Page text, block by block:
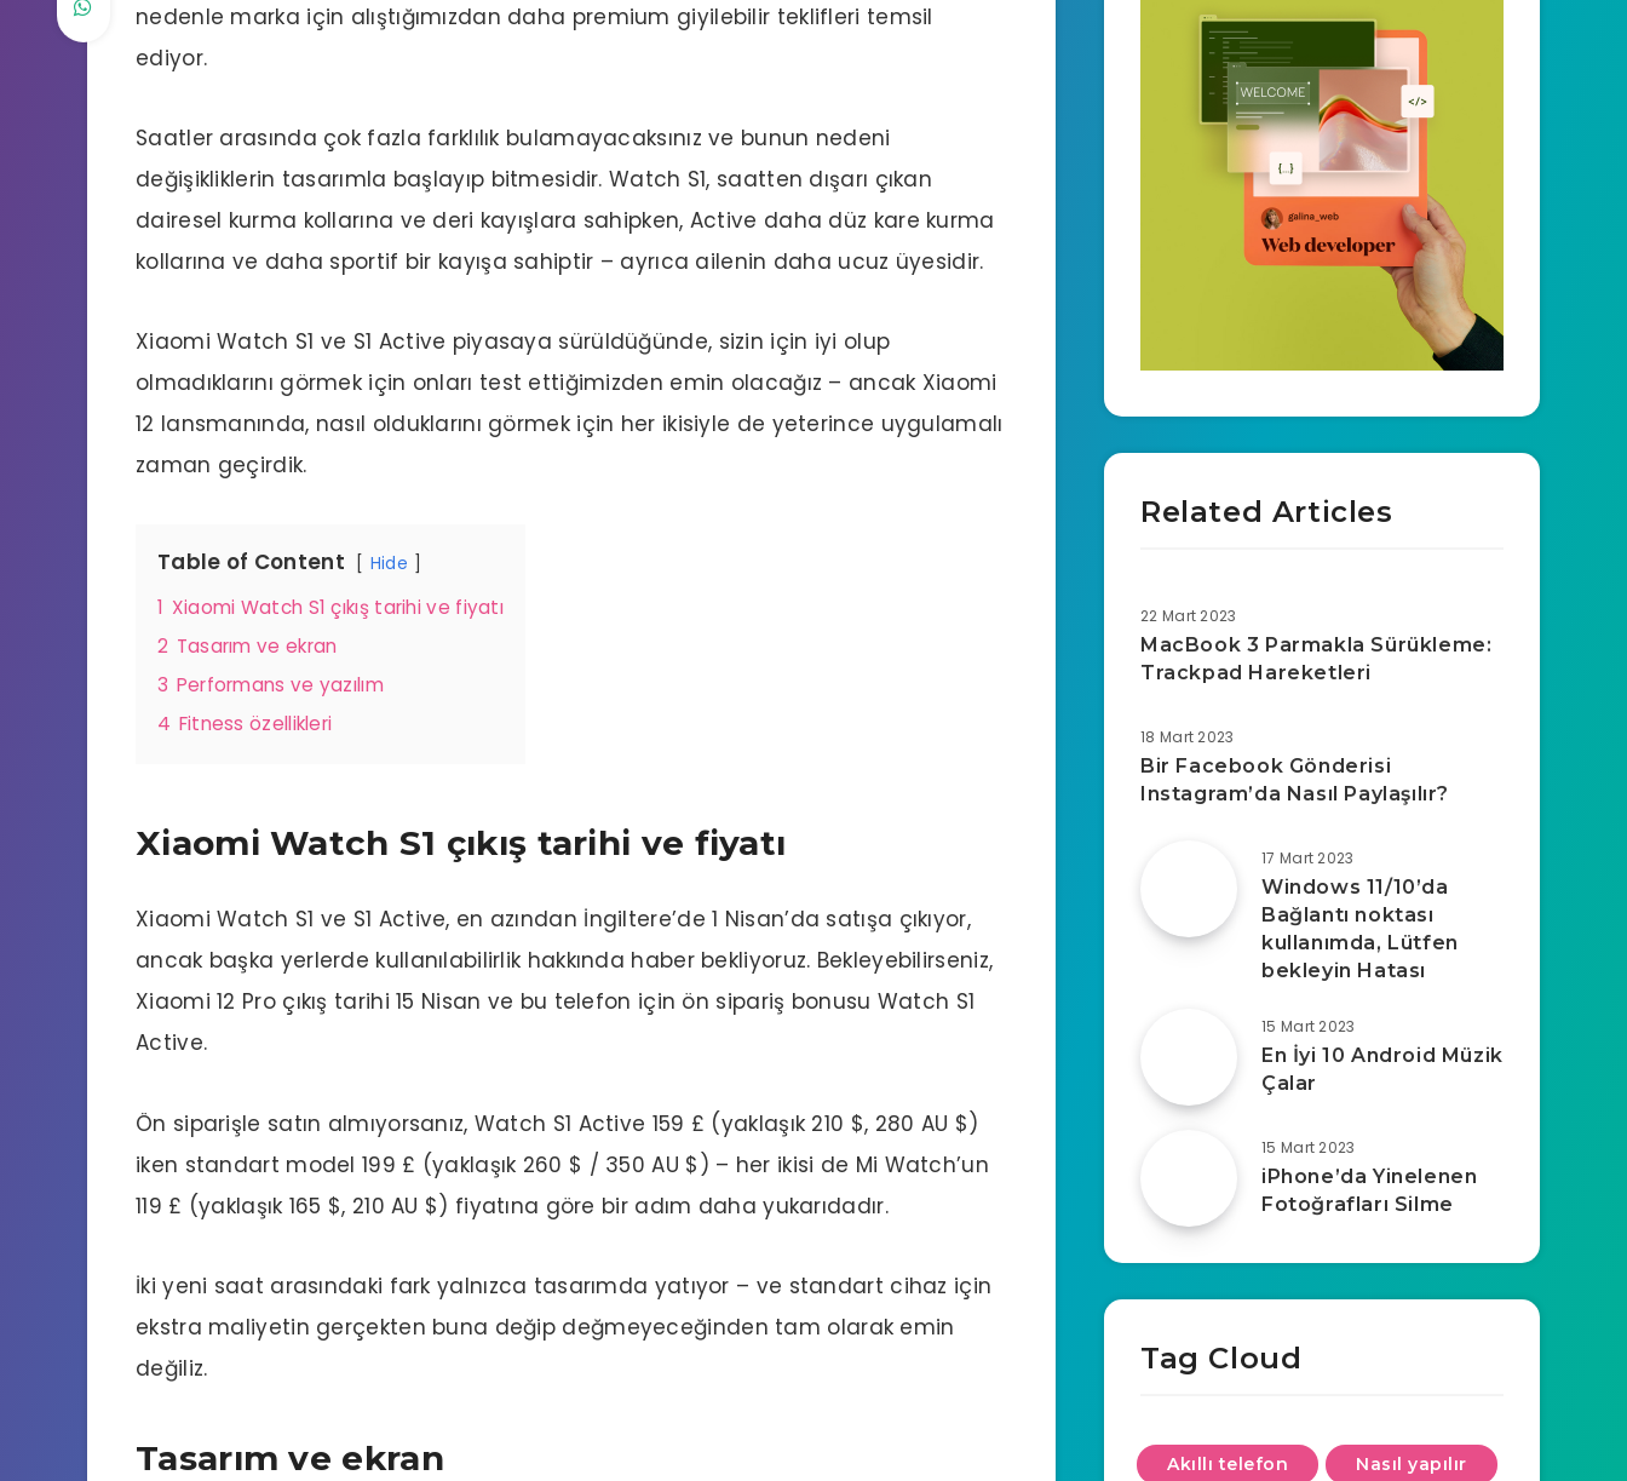
nedenle marka için alıştığımızdan daha premium giyilebilir teklifleri temsil
ediyor.
Saatler arasında çok fazla farklılık bulamayacaksınız ve bunun nedeni
değişikliklerin tasarımla başlayıp bitmesidir. Watch S1, saatten dışarı çıkan
dairesel kurma kollarına ve deri kayışlara sahipken, Active daha düz kare kurma
kollarına ve daha sportif bir kayışa sahiptir – ayrıca ailenin daha ucuz üyesidir.
Xiaomi Watch S1 ve S1 Active piyasaya sürüldüğünde, sizin için iyi olup
olmadıklarını görmek için onları test ettiğimizden emin olacağız – ancak Xiaomi
12 lansmanında, nasıl olduklarını görmek için her ikisiyle de yeterince uygulamalı
zaman geçirdik.
Table of Content Hide
1 Xiaomi Watch S1 çıkış tarihi ve fiyatı
2 Tasarım ve ekran
3 Performans ve yazılım
4 Fitness özellikleri
Xiaomi Watch S1 çıkış tarihi ve fiyatı
Xiaomi Watch S1 ve S1 Active, en azından İngiltere’de 1 Nisan’da satışa çıkıyor,
ancak başka yerlerde kullanılabilirlik hakkında haber bekliyoruz. Bekleyebilirseniz,
Xiaomi 12 Pro çıkış tarihi 15 Nisan ve bu telefon için ön sipariş bonusu Watch S1
Active.
Ön siparişle satın almıyorsanız, Watch S1 Active 159 £ (yaklaşık 210 $, 280 AU $)
iken standart model 199 £ (yaklaşık 260 $ / 350 AU $) – her ikisi de Mi Watch’un
119 £ (yaklaşık 165 $, 210 AU $) fiyatına göre bir adım daha yukarıdadır.
İki yeni saat arasındaki fark yalnızca tasarımda yatıyor – ve standart cihaz için
ekstra maliyetin gerçekten buna değip değmeyeceğinden tam olarak emin
değiliz.
Tasarım ve ekran
Related Articles
22 Mart 2023
MacBook 3 Parmakla Sürükleme:
Trackpad Hareketleri
18 Mart 2023
Bir Facebook Gönderisi
Instagram’da Nasıl Paylaşılır?
17 Mart 2023
Windows 11/10’da
Bağlantı noktası
kullanımda, Lütfen
bekleyin Hatası
15 Mart 2023
En İyi 10 Android Müzik
Çalar
15 Mart 2023
iPhone’da Yinelenen
Fotoğrafları Silme
Tag Cloud
Akıllı telefon Nasıl yapılır